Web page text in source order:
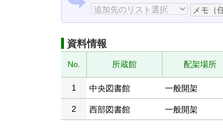
資料情報
No. 所蔵館 配架場所
1
中央図書館 一般開架
2 西部図書館 一般開架